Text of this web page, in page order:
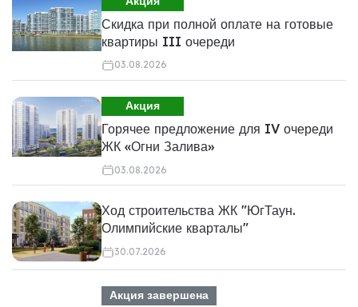
Скидка при полной оплате на готовые
квартиры III очереди
03.08.2026
Акция
Горячее предложение для IV очереди
ЖК «Огни Залива»
03.08.2026
Ход строительства ЖК "ЮгТаун.
Олимпийские кварталы"
30.07.2026
Акция завершена